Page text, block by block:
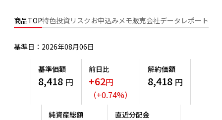
ちょこっと3分！ファンドシアター
こだわりのインデックスファンド 購入・換金手数料なしシ
リーズ
確定拠出年金について
NAMシティ
お問い合わせ
よくあるご質問
特別対談
サステナビリティ経営基本方針
サステナビリティ推進体制
ニッセイアセットの重要課題
サステナビリティへの取り組み
採用情報
公式キャラクターのご紹介
採用情報 English
検索したいキーワードを入力してください。
商品TOP特色投資リスク お申込みメモ販売会社データ レポート
基準日：2026年08月06日
基準価額
8,418 円
前日比
+62円
（+0.74%）
解約価額
8,418 円
純資産総額 直近分配金